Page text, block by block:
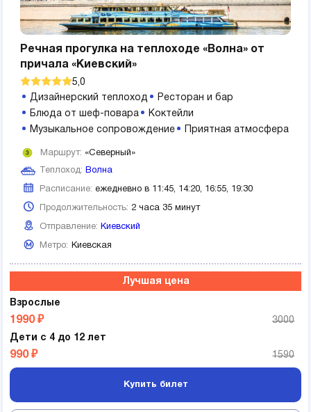
Речная прогулка на теплоходе «Волна» от
причала «Киевский»
5,0
Дизайнерский теплоход
Ресторан и бар
Блюда от шеф-повара
Коктейли
Музыкальное сопровождение
Приятная атмосфера
Маршрут: «Северный»
Теплоход: Волна
Расписание: ежедневно в 11:45, 14:20, 16:55, 19:30
Продолжительность: 2 часа 35 минут
Отправление: Киевский
Метро: Киевская
Лучшая цена
Взрослые
3000
1990 ₽
Дети с 4 до 12 лет
1590
990 ₽
Купить билет